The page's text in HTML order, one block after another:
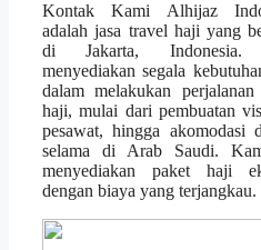
Kontak Kami Alhijaz
adalah jasa travel haji yang
di Jakarta, Indonesia.
menyediakan segala
dalam melakukan perjalanan
haji, mulai dari pembuatan
pesawat, hingga akomodasi
selama di Arab Saudi.
menyediakan paket haji
dengan biaya yang terjangkau.